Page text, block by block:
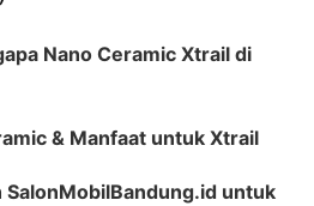
Nano Ceramic Xtrail di
& Manfaat untuk Xtrail
SalonMobilBandung.id untuk